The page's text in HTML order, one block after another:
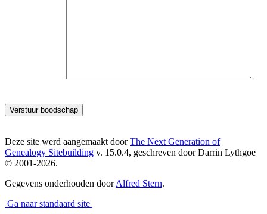
Deze site werd aangemaakt doorThe Next Generation of
Genealogy Sitebuilding v. 15.0.4, geschreven door Darrin Lythgoe
© 2001-2026.
Gegevens onderhouden doorAlfred Stern.
Ga naar standaard site